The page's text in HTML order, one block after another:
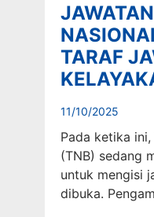
TARAF
11/10/2025
Pada ketika
(TNB) sedang
untuk mengisi
dibuka.